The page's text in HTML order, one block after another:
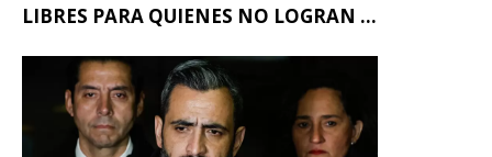
LIBRES PARA QUIENES NO LOGRAN ...